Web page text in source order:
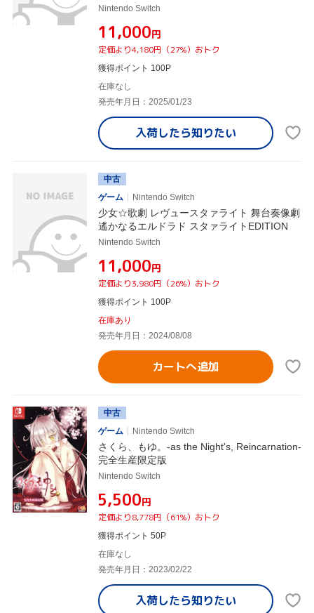
Nintendo Switch
¥11,000円
定価より4,180円（27%）おトク
獲得ポイント 100P
在庫なし
発売年月日：2025/01/23
入荷したら知りたい
中古
ゲーム
Nintendo Switch
少女☆歌劇 レヴュースタァライト 舞台奏像劇
遙かなるエルドラド スタァライトEDITION
Nintendo Switch
¥11,000円
定価より3,980円（26%）おトク
獲得ポイント 100P
在庫あり
発売年月日：2024/08/08
カートへ追加
中古
ゲーム
Nintendo Switch
さくら、もゆ。-as the Night's, Reincarnation-
完全生産限定版
Nintendo Switch
¥5,500円
定価より8,778円（61%）おトク
獲得ポイント 50P
在庫なし
発売年月日：2023/02/22
入荷したら知りたい